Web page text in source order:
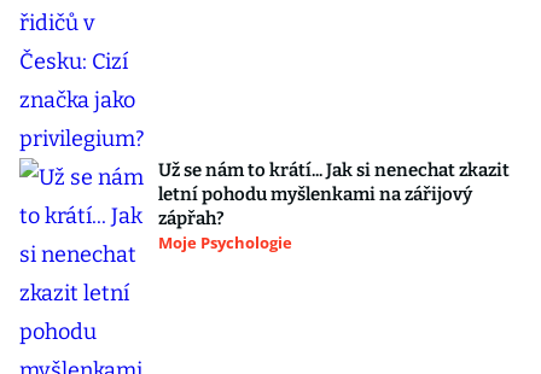
Už se nám to krátí... Jak si nenechat zkazit
letní pohodu myšlenkami na zářijový
zápřah?
Moje Psychologie